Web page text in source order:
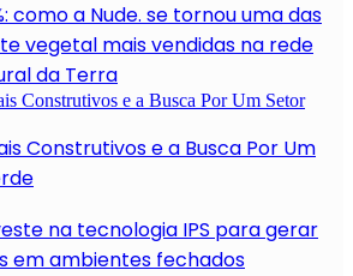
como a Nude. se tornou uma das
vegetal mais vendidas na rede
da Terra
Construtivos e a Busca Por Um
na tecnologia IPS para gerar
em ambientes fechados